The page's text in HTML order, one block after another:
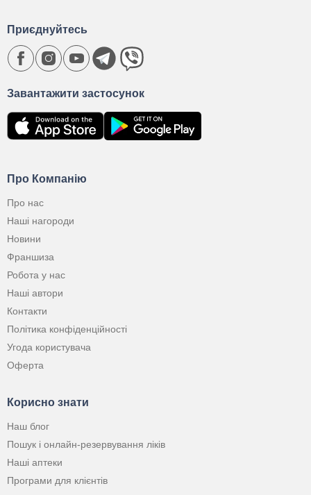
Про Компанію
Про нас
Наші нагороди
Новини
Франшиза
Робота у нас
Наші автори
Контакти
Політика конфіденційності
Угода користувача
Оферта
Корисно знати
Наш блог
Пошук і онлайн-резервування ліків
Наші аптеки
Програми для клієнтів
Завантажити застосунок
Приєднуйтесь